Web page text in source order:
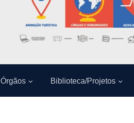
Órgãos Biblioteca/Projetos